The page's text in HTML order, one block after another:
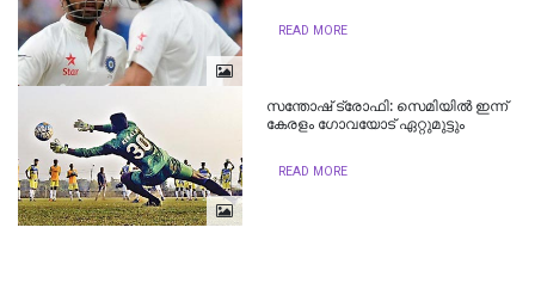
READ MORE
സന്തോഷ് ട്രോഫി: സെമിയില്‍ ഇന്ന്
കേരളം ഗോവയോട് ഏറ്റുമുട്ടും
READ MORE